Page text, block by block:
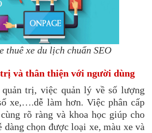
thuê xe du lịch chuẩn SEO​
và thân thiện với người dùng
trị, việc quản lý về số lượng
xe,….dễ làm hơn. Việc phân cấp
rõ ràng và khoa học giúp cho
dàng chọn được loại xe, màu xe và